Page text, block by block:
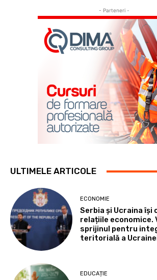
- Parteneri -
ULTIMELE ARTICOLE
ECONOMIE
Serbia și Ucraina își
relațiile economice.
sprijinul pentru
teritorială a
EDUCAȚIE